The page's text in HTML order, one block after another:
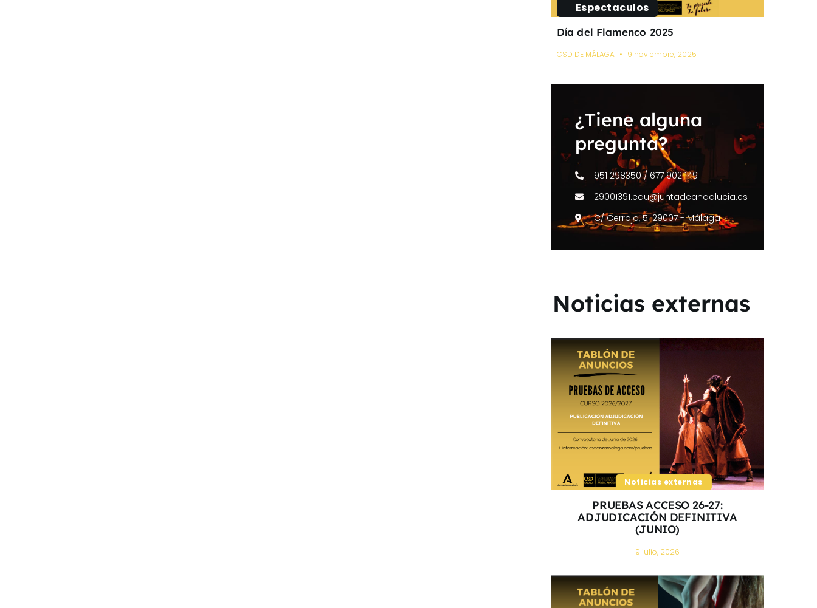
Espectaculos
Día del Flamenco 2025
CSD DE MÁLAGA 9 noviembre, 2025
¿Tiene alguna
pregunta?
951 298350 / 677 902 149
29001391.edu@juntadeandalucia.es
C/ Cerrojo, 5. 29007 - Málaga
Noticias externas
Noticias externas
PRUEBAS ACCESO 26-27:
ADJUDICACIÓN DEFINITIVA
(JUNIO)
9 julio, 2026